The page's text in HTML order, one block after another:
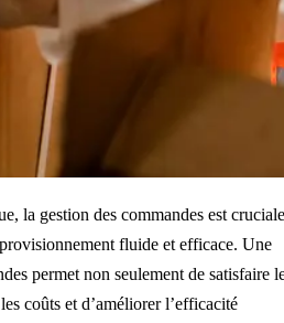
la gestion des commandes est cruciale
fluide et efficace. Une
permet non seulement de satisfaire
coûts et d’améliorer l’efficacité